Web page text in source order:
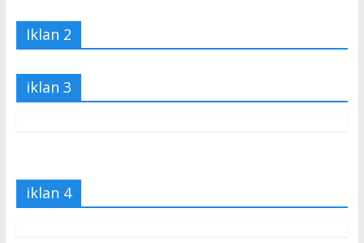
Iklan 2
iklan 3
iklan 4